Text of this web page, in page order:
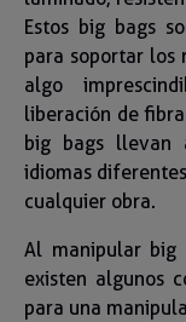
Estos big bags
para soportar los
algo
liberación de
big bags llevan
idiomas
cualquier obra.
Al manipular big
existen algunos
para una